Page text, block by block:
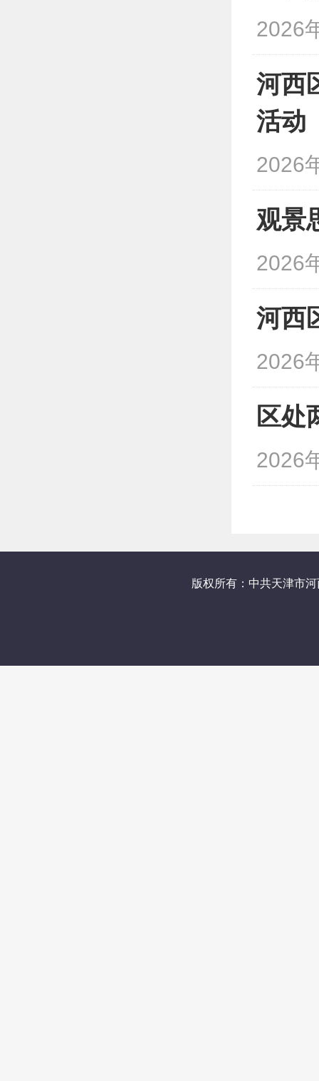
2026
河西
活动
2026
观景
2026
河西
2026
区处
2026
版权所有：中共天津市